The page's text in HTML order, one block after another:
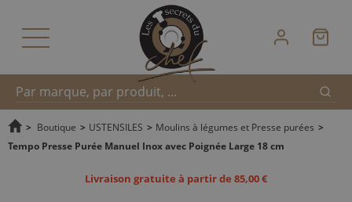
Recherche
> Boutique > USTENSILES > Moulins à légumes et Presse purées >
Tempo Presse Purée Manuel Inox avec Poignée Large 18 cm
Livraison gratuite à partir de 85,00 €